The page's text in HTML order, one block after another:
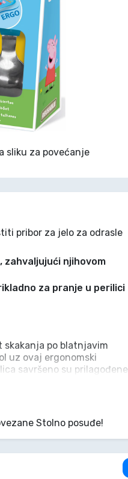
sliku za povećanje
pribor za jelo za odrasle
zahvaljujući njihovom
za pranje u perilici
skakanja po blatnjavim
uz ovaj ergonomski
savršeno su prilagođene
i zabavnim. Nema više
tanjuri! Jeste li spremni
ovaj preslatki set već
Stolno posuđe!